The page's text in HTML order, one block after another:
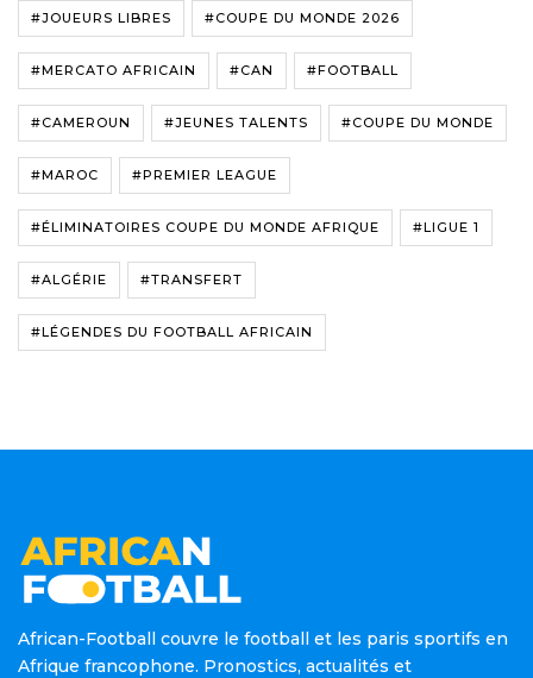
#JOUEURS LIBRES #COUPE DU MONDE 2026
#MERCATO AFRICAIN #CAN #FOOTBALL
#CAMEROUN #JEUNES TALENTS #COUPE DU MONDE
#MAROC #PREMIER LEAGUE
#ÉLIMINATOIRES COUPE DU MONDE AFRIQUE #LIGUE 1
#ALGÉRIE #TRANSFERT
#LÉGENDES DU FOOTBALL AFRICAIN
African-Football couvre le football et les paris sportifs en
Afrique francophone. Pronostics, actualités et